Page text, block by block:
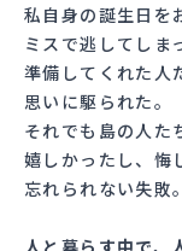
私自身の誕生日を
ミスで逃してしま
準備してくれた人
思いに駆られた。
それでも島の人た
嬉しかったし、悔
忘れられない失敗。
人と暮らす中で、